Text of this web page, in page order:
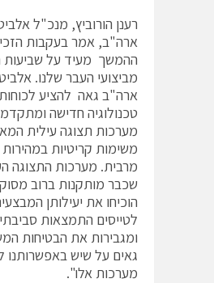
רענן הורוביץ, מנכ"ל
ארה"ב, אמר בעקבות
ההמשך מעיד על שביעות
מביצועי העבר שלנו.
ארה"ב גאה להציע
טכנולוגיה חדישה
מערכות תצוגה עילית
משימות קריטיות במהירות
מרבית. מערכות התצוגה
שכבר מותקנות ברוב
הוכיחו את יעילותן
לטייסים התמצאות
ומגבירות את הבטיחות
גאים על שיש באפשרותנו
מערכות אלו".